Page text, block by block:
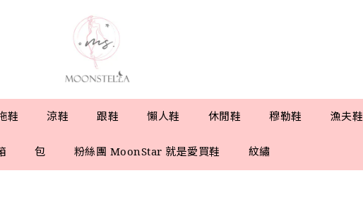
鞋 涼鞋 跟鞋 懶人鞋 休閒鞋 穆勒鞋 漁夫鞋
包 粉絲團 MoonStar 就是愛買鞋 紋繡